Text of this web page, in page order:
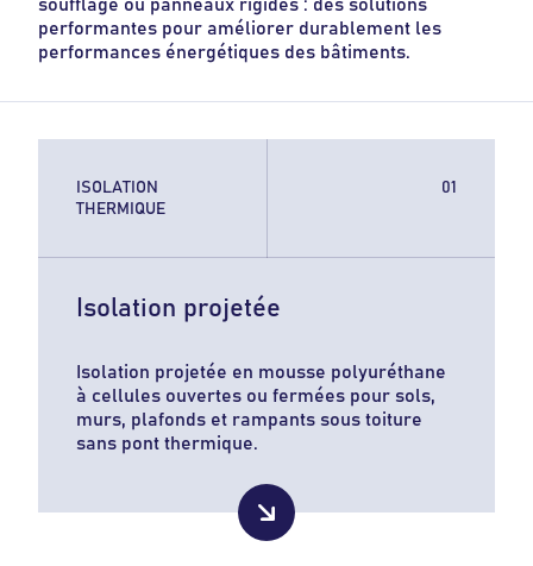
soufflage ou panneaux rigides : des solutions
performantes pour améliorer durablement les
performances énergétiques des bâtiments.
ISOLATION
THERMIQUE
Isolation projetée
Isolation projetée en mousse polyuréthane
à cellules ouvertes ou fermées pour sols,
murs, plafonds et rampants sous toiture
sans pont thermique.